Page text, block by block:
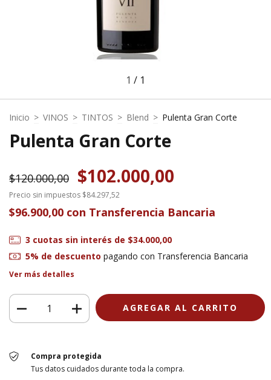
1 / 1
Inicio > VINOS > TINTOS > Blend > Pulenta Gran Corte
Pulenta Gran Corte
$120.000,00 $102.000,00
Precio sin impuestos $84.297,52
$96.900,00 con Transferencia Bancaria
3 cuotas sin interés de $34.000,00
5% de descuento pagando con Transferencia Bancaria
Ver más detalles
Compra protegida
Tus datos cuidados durante toda la compra.